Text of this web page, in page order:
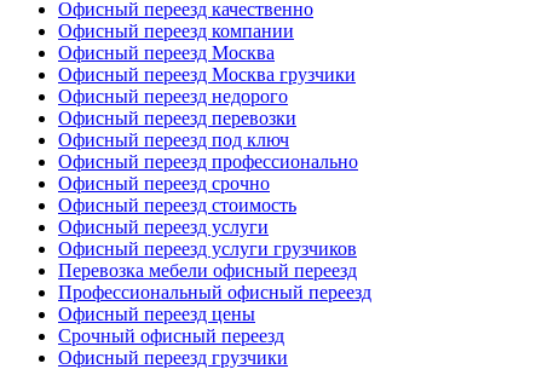
Офисный переезд качественно
Офисный переезд компании
Офисный переезд Москва
Офисный переезд Москва грузчики
Офисный переезд недорого
Офисный переезд перевозки
Офисный переезд под ключ
Офисный переезд профессионально
Офисный переезд срочно
Офисный переезд стоимость
Офисный переезд услуги
Офисный переезд услуги грузчиков
Перевозка мебели офисный переезд
Профессиональный офисный переезд
Офисный переезд цены
Срочный офисный переезд
Офисный переезд грузчики